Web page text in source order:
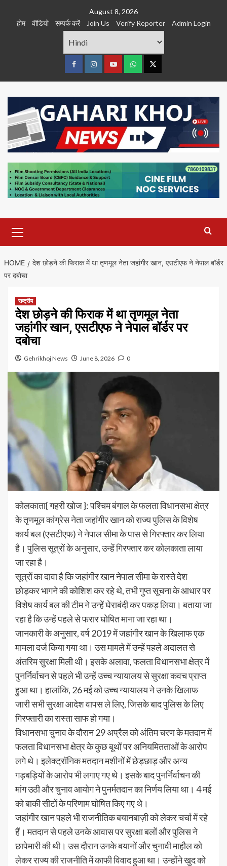
August 8, 2026
होम
वीडियो सम्पर्क करें Join Us Verify Reporter Admin Login
FacebookInstagramyoutubeWhatsTwitter
Menu
HOME
देश छाेड़ने की फिराक में था तृणमूल नेता जहांगीर खान, एसटीएफ ने नेपाल बॉर्डर
पर दबाेचा
राष्ट्रीय
देश छाेड़ने की फिराक में था तृणमूल नेता
जहांगीर खान, एसटीएफ ने नेपाल बॉर्डर पर
दबाेचा
Gehrikhoj News June 8, 2026 0
कोलकाता{ गहरी खोज }: पश्चिम बंगाल के फलता विधानसभा क्षेत्र
के तृणमूल कांग्रेस नेता जहांगीर खान को राज्य पुलिस के विशेष
कार्य बल (एसटीएफ) ने नेपाल सीमा के पास से गिरफ्तार कर लिया
है। पुलिस सूत्रों के अनुसार, उन्हें गिरफ्तार कर कोलकाता लाया
जा रहा है।
सूत्रों का दावा है कि जहांगीर खान नेपाल सीमा के रास्ते देश
छोड़कर भागने की कोशिश कर रहे थे, तभी गुप्त सूचना के आधार पर
विशेष कार्य बल की टीम ने उन्हें घेराबंदी कर पकड़ लिया। बताया जा
रहा है कि उन्हें पहले से फरार घोषित माना जा रहा था।
जानकारी के अनुसार, वर्ष 2019 में जहांगीर खान के खिलाफ एक
मामला दर्ज किया गया था। उस मामले में उन्हें पहले अदालत से
अंतरिम सुरक्षा मिली थी। इसके अलावा, फलता विधानसभा क्षेत्र में
पुनर्निर्वाचन से पहले भी उन्हें उच्च न्यायालय से सुरक्षा कवच प्राप्त
हुआ था। हालांकि, 26 मई को उच्च न्यायालय ने उनके खिलाफ
जारी सभी सुरक्षा आदेश वापस ले लिए, जिसके बाद पुलिस के लिए
गिरफ्तारी का रास्ता साफ हो गया।
विधानसभा चुनाव के दौरान 29 अप्रैल को अंतिम चरण के मतदान में
फलता विधानसभा क्षेत्र के कुछ बूथों पर अनियमितताओं के आरोप
लगे थे। इलेक्ट्रॉनिक मतदान मशीनों में छेड़छाड़ और अन्य
गड़बड़ियों के आरोप भी लगाए गए थे। इसके बाद पुनर्निर्वाचन की
मांग उठी और चुनाव आयोग ने पुनर्मतदान का निर्णय लिया था। 4 मई
को बाकी सीटों के परिणाम घोषित किए गए थे।
जहांगीर खान पहले भी राजनीतिक बयानबाज़ी को लेकर चर्चा में रहे
हैं। मतदान से पहले उनके आवास पर सुरक्षा बलों और पुलिस ने
छापेमारी की थी। उस दौरान उनके बयानों और चुनावी माहौल को
लेकर राज्य की राजनीति में काफी विवाद हुआ था। उन्होंने खुद को